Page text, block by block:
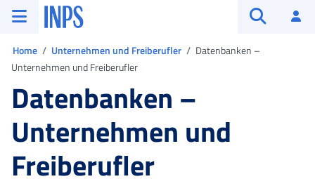
Zum Hauptmenü
Zum Hauptinhalt springen
Zu der Fußzeile
INPS ()
Home Unternehmen und Freiberufler
Datenbanken –
Unternehmen und Freiberufler
Datenbanken –
Unternehmen und
Freiberufler